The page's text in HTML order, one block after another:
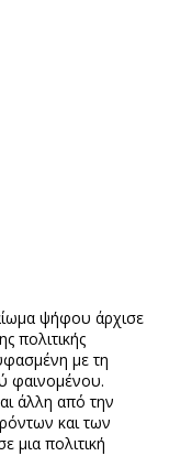
ψήφου άρχισε
πολιτικής
με τη
φαινομένου.
άλλη από την
και των
μια πολιτική